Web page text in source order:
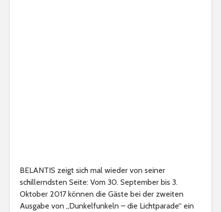
BELANTIS zeigt sich mal wieder von seiner
schillerndsten Seite: Vom 30. September bis 3.
Oktober 2017 können die Gäste bei der zweiten
Ausgabe von „Dunkelfunkeln – die Lichtparade“ ein